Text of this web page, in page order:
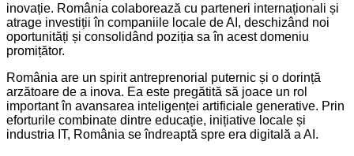
inovație. România colaborează cu parteneri internaționali și
atrage investiții în companiile locale de AI, deschizând noi
oportunități și consolidând poziția sa în acest domeniu
promițător.
România are un spirit antreprenorial puternic și o dorință
arzătoare de a inova. Ea este pregătită să joace un rol
important în avansarea inteligenței artificiale generative. Prin
eforturile combinate dintre educație, inițiative locale și
industria IT, România se îndreaptă spre era digitală a AI.